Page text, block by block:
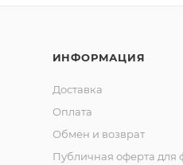
ИНФОРМАЦИЯ
Доставка
Оплата
Обмен и возврат
Публичная оферта для